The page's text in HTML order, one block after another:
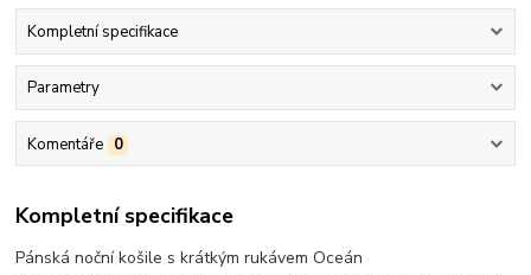
Kompletní specifikace
Parametry
Komentáře 0
Kompletní specifikace
Pánská noční košile s krátkým rukávem Oceán